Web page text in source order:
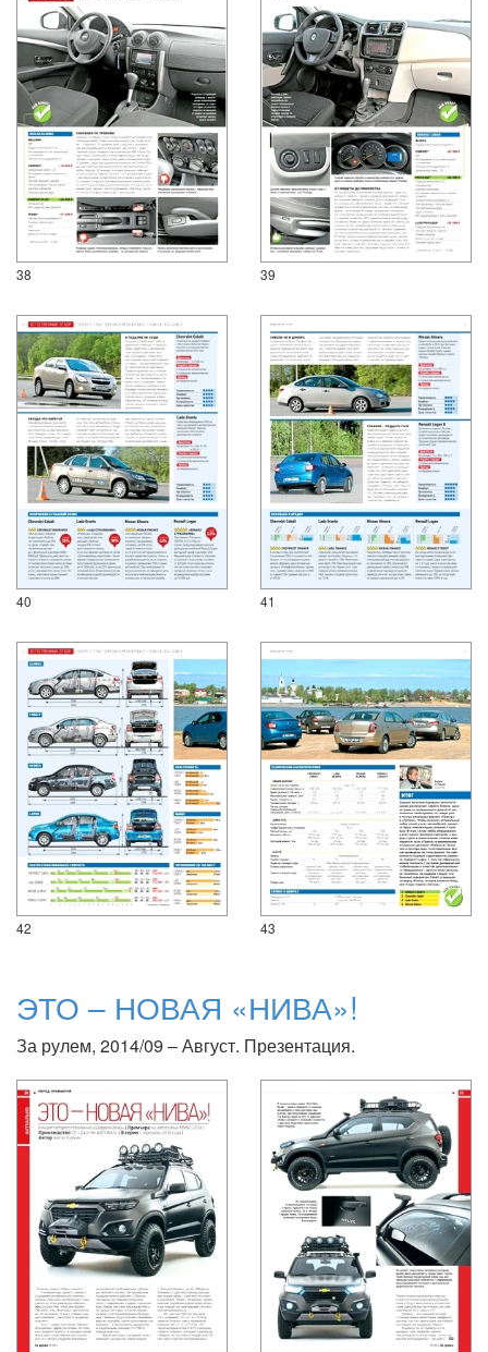
38 39
40 41
42 43
ЭТО – НОВАЯ «НИВА»!
За рулем, 2014/09 – Август. Презентация.